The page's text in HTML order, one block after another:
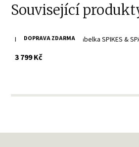
Související
DOPRAVA ZDARMA
Brandy velká kožená kabelka SPIKES &
3 799 Kčs DPH